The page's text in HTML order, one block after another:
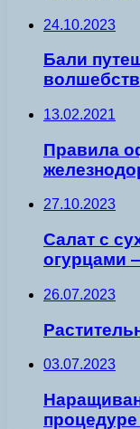
24.10.2023
Бали
13.02.2021
Правила
27.10.2023
Салат с
огурцами
26.07.2023
03.07.2023